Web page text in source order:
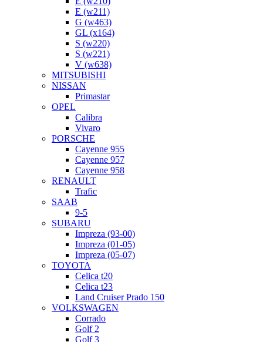
E (w211)
G (w463)
GL (x164)
S (w220)
S (w221)
V (w638)
MITSUBISHI
NISSAN
Primastar
OPEL
Calibra
Vivaro
PORSCHE
Cayenne 955
Cayenne 957
Cayenne 958
RENAULT
Trafic
SAAB
9-5
SUBARU
Impreza (93-00)
Impreza (01-05)
Impreza (05-07)
TOYOTA
Celica t20
Celica t23
Land Cruiser Prado 150
VOLKSWAGEN
Corrado
Golf 2
Golf 3